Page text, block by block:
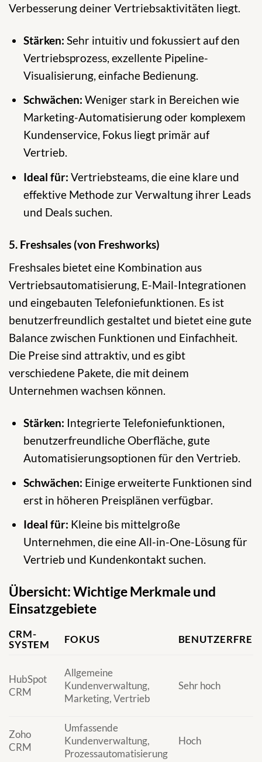
Verbesserung deiner Vertriebsaktivitäten liegt.
Stärken: Sehr intuitiv und fokussiert auf den
Vertriebsprozess, exzellente Pipeline-
Visualisierung, einfache Bedienung.
Schwächen: Weniger stark in Bereichen wie
Marketing-Automatisierung oder komplexem
Kundenservice, Fokus liegt primär auf
Vertrieb.
Ideal für: Vertriebsteams, die eine klare und
effektive Methode zur Verwaltung ihrer Leads
und Deals suchen.
5. Freshsales (von Freshworks)
Freshsales bietet eine Kombination aus
Vertriebsautomatisierung, E-Mail-Integrationen
und eingebauten Telefoniefunktionen. Es ist
benutzerfreundlich gestaltet und bietet eine gute
Balance zwischen Funktionen und Einfachheit.
Die Preise sind attraktiv, und es gibt
verschiedene Pakete, die mit deinem
Unternehmen wachsen können.
Stärken: Integrierte Telefoniefunktionen,
benutzerfreundliche Oberfläche, gute
Automatisierungsoptionen für den Vertrieb.
Schwächen: Einige erweiterte Funktionen sind
erst in höheren Preisplänen verfügbar.
Ideal für: Kleine bis mittelgroße
Unternehmen, die eine All-in-One-Lösung für
Vertrieb und Kundenkontakt suchen.
Übersicht: Wichtige Merkmale und
Einsatzgebiete
CRM-
SYSTEM
FOKUS
HubSpot
CRM
Allgemeine
Kundenverwaltung,
Marketing, Vertrieb
Sehr hoch
Zoho
CRM
Umfassende
Kundenverwaltung,
Prozessautomatisierung
Hoch